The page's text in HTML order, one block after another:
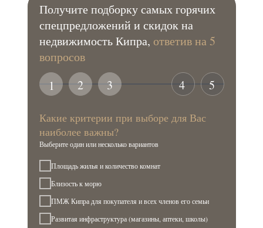
4
2
1 5
Получите подборку самых горячих
спецпредложений и скидок на
недвижимость Кипра, ответив на 5
вопросов
Какие критерии при выборе для Вас
наиболее важны?
Выберите один или несколько вариантов
3
Площадь жилья и количество комнат
Близость к морю
ПМЖ Кипра для покупателя и всех членов его семьи
Развитая инфраструктура (магазины, аптеки, школы)